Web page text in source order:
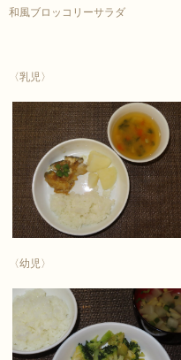
和風ブロッコリーサラダ
〈乳児〉
〈幼児〉